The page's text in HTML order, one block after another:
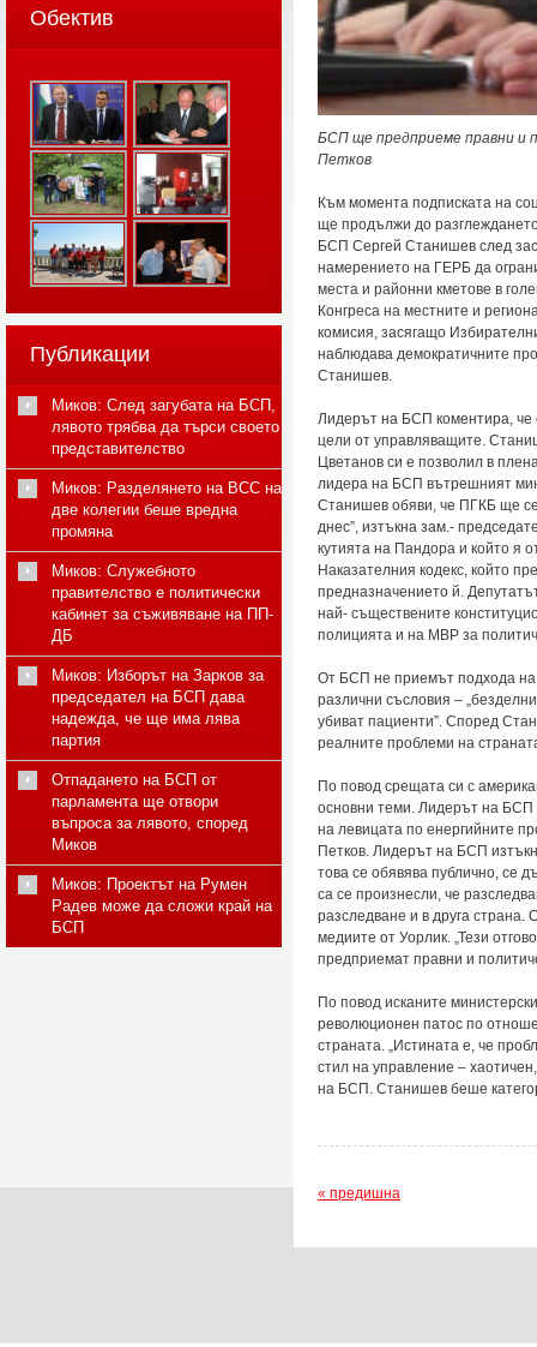
БСП ще предприеме правни и
Петков
Към момента подписката на
ще продължи до
БСП Сергей Станишев след
намерението на ГЕРБ да
места и районни кметове в
Конгреса на местните и
комисия, засягащо
наблюдава демократичните
Станишев.
Лидерът на БСП коментира, че
цели от управляващите.
Цветанов си е позволил в
лидера на БСП вътрешният
Станишев обяви, че ПГКБ ще
днес”, изтъкна зам.-
кутията на Пандора и който я
Наказателния кодекс, който
предназначението й.
най- съществените
полицията и на МВР за
От БСП не приемът подхода на
различни съсловия –
убиват пациенти”. Според
реалните проблеми на
По повод срещата си с
основни теми. Лидерът на БСП
на левицата по енергийните
Петков. Лидерът на БСП
това се обявява публично, се
са се произнесли, че
разследване и в друга страна.
медиите от Уорлик. „Тези
предприемат правни и
По повод исканите
революционен патос по
страната. „Истината е, че
стил на управление –
на БСП. Станишев беше
« предишна
Обектив
Публикации
Миков: След загубата на БСП,
лявото трябва да търси своето
представителство
Миков: Разделянето на ВСС на
две колегии беше вредна
промяна
Миков: Служебното
правителство е политически
кабинет за съживяване на ПП-
ДБ
Миков: Изборът на Зарков за
председател на БСП дава
надежда, че ще има лява
партия
Отпадането на БСП от
парламента ще отвори
въпроса за лявото, според
Миков
Миков: Проектът на Румен
Радев може да сложи край на
БСП